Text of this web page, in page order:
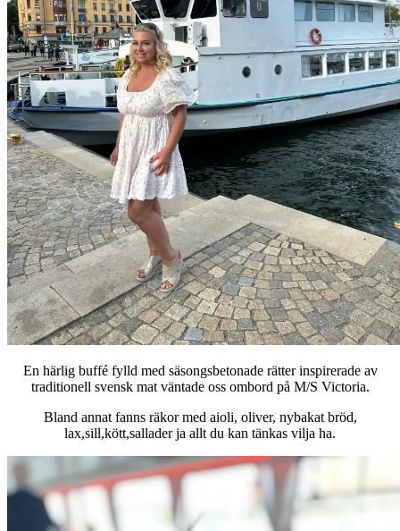
En härlig buffé fylld med säsongsbetonade rätter inspirerade av
traditionell svensk mat väntade oss ombord på M/S Victoria.
Bland annat fanns räkor med aioli, oliver, nybakat bröd,
lax,sill,kött,sallader ja allt du kan tänkas vilja ha.